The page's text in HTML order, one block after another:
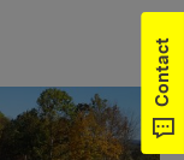
Contact